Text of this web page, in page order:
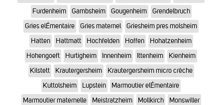
Furdenheim
Gambsheim Gougenheim
Grendelbruch
Gries elÉmentaire
Gries maternel
Griesheim pres molsheim
Hatten
Hattmatt Hochfelden Hoffen
Hohatzenheim
Hohengoeft
Hurtigheim Innenheim Ittenheim
Kienheim
Kilstett
Krautergersheim
Krautergersheim micro crèche
Kuttolsheim
Lupstein
Marmoutier elÉmentaire
Marmoutier maternelle
Meistratzheim Mollkirch
Monswiller